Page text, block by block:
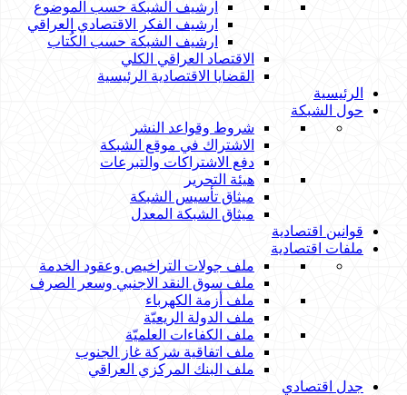
ارشيف الشبكة حسب الموضوع
ارشيف الفكر الاقتصادي العراقي
ارشيف الشبكة حسب الكُتاب
الاقتصاد العراقي الكلي
القضايا الاقتصادية الرئيسية
الرئيسية
حول الشبكة
شروط وقواعد النشر
الاشتراك في موقع الشبكة
دفع الاشتراكات والتبرعات
هيئة التحرير
ميثاق تأسيس الشبكة
ميثاق الشبكة المعدل
قوانين اقتصادية
ملفات اقتصادية
ملف جولات التراخيص وعقود الخدمة
ملف سوق النقد الاجنبي وسعر الصرف
ملف أزمة الكهرباء
ملف الدولة الريعيّة
ملف الكفاءات العلميّة
ملف اتفاقية شركة غاز الجنوب
ملف البنك المركزي العراقي
جدل اقتصادي